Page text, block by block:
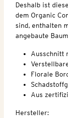
Deshalb ist
dem Organic
sind, enthalten
angebaute
Ausschnitt
Florale
Aus
Hersteller: